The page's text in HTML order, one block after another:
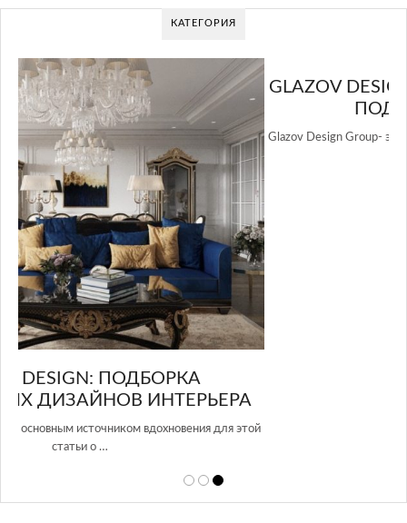
КАТЕГОРИЯ
GLAZOV DESIGN GROUP – УНИКАЛЬНЫЙ
ПОДХОД К ДИЗАЙНУ
Glazov Design Group- это одна из лучших студий дизайна интерьера